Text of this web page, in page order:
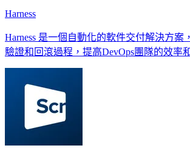
Harness
Harness 是一個自動化的軟件交付解決方案
驗證和回滾過程，提高DevOps團隊的效率